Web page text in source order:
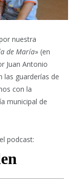
nuestra
de María» (en
Juan Antonio
las guarderías de
con la
municipal de
podcast: